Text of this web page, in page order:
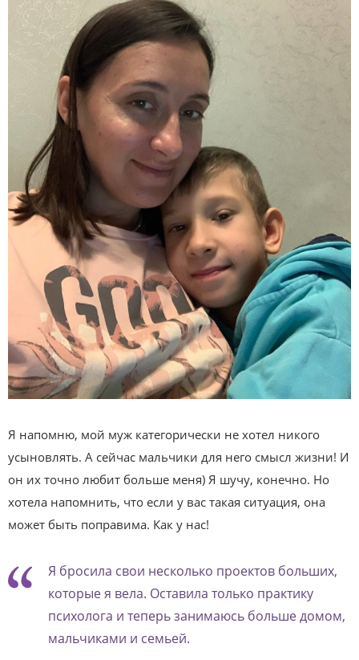
Я напомню, мой муж категорически не хотел никого
усыновлять. А сейчас мальчики для него смысл жизни! И
он их точно любит больше меня) Я шучу, конечно. Но
хотела напомнить, что если у вас такая ситуация, она
может быть поправима. Как у нас!
Я бросила свои несколько проектов больших,
которые я вела. Оставила только практику
психолога и теперь занимаюсь больше домом,
мальчиками и семьей.